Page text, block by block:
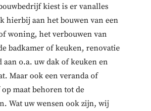
kiest is er vanalles
hierbij aan het bouwen van een
woning, het verbouwen van
badkamer of keuken, renovatie
aan o.a. uw dak of keuken en
Maar ook een veranda of
maat behoren tot de
Wat uw wensen ook zijn, wij